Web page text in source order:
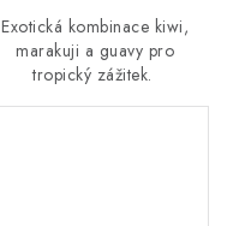
Exotická kombinace kiwi,
marakuji a guavy pro
tropický zážitek.